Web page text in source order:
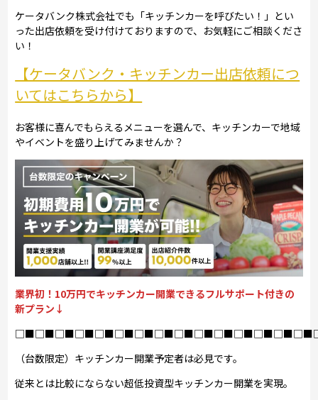
ケータバンク株式会社でも「キッチンカーを呼びたい！」とい
った出店依頼を受け付けておりますので、お気軽にご相談くださ
い！
【ケータバンク・キッチンカー出店依頼につ
いてはこちらから】
お客様に喜んでもらえるメニューを選んで、キッチンカーで地域
やイベントを盛り上げてみませんか？
業界初！10万円でキッチンカー開業できるフルサポート付きの
新プラン↓
（台数限定）キッチンカー開業予定者は必見です。
従来とは比較にならない超低投資型キッチンカー開業を実現。